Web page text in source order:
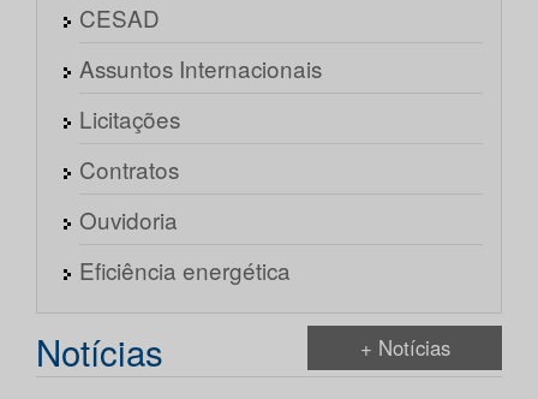
CESAD
Assuntos Internacionais
Licitações
Contratos
Ouvidoria
Eficiência energética
Notícias + Notícias